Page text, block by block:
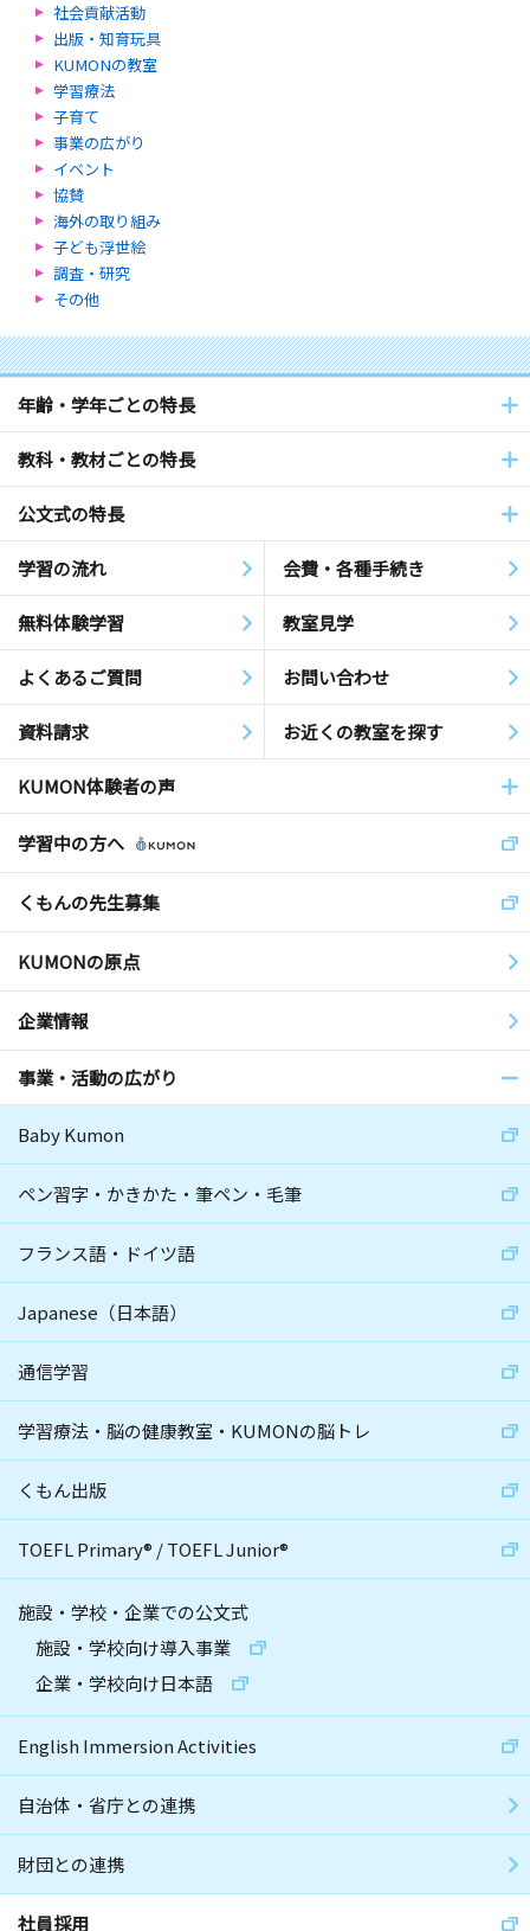
社会貢献活動
出版・知育玩具
KUMONの教室
学習療法
子育て
事業の広がり
イベント
協賛
海外の取り組み
子ども浮世絵
調査・研究
その他
年齢・学年ごとの特長
教科・教材ごとの特長
公文式の特長
学習の流れ 会費・各種手続き
無料体験学習 教室見学
よくあるご質問 お問い合わせ
資料請求 お近くの教室を探す
KUMON体験者の声
学習中の方へ
くもんの先生募集
KUMONの原点
企業情報
事業・活動の広がり
Baby Kumon
ペン習字・かきかた・筆ペン・毛筆
フランス語・ドイツ語
Japanese（日本語）
通信学習
学習療法・脳の健康教室・KUMONの脳トレ
くもん出版
TOEFL Primary® /TOEFL Junior®
施設・学校・企業での公文式
施設・学校向け導入事業
企業・学校向け日本語
English Immersion Activities
自治体・省庁との連携
財団との連携
社員採用